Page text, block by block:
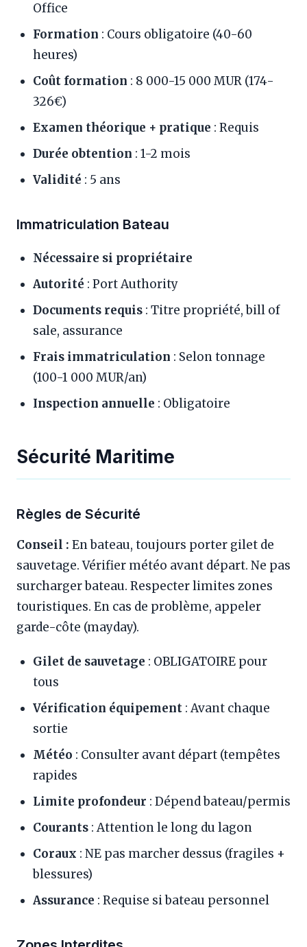
Office
Formation : Cours obligatoire (40-60
heures)
Coût formation : 8 000-15 000 MUR (174-
326€)
Examen théorique + pratique : Requis
Durée obtention : 1-2 mois
Validité : 5 ans
Immatriculation Bateau
Nécessaire si propriétaire
Autorité : Port Authority
Documents requis : Titre propriété, bill of
sale, assurance
Frais immatriculation : Selon tonnage
(100-1 000 MUR/an)
Inspection annuelle : Obligatoire
Sécurité Maritime
Règles de Sécurité
Conseil : En bateau, toujours porter gilet de
sauvetage. Vérifier météo avant départ. Ne pas
surcharger bateau. Respecter limites zones
touristiques. En cas de problème, appeler
garde-côte (mayday).
Gilet de sauvetage : OBLIGATOIRE pour
tous
Vérification équipement : Avant chaque
sortie
Météo : Consulter avant départ (tempêtes
rapides
Limite profondeur : Dépend bateau/permis
Courants : Attention le long du lagon
Coraux : NE pas marcher dessus (fragiles +
blessures)
Assurance : Requise si bateau personnel